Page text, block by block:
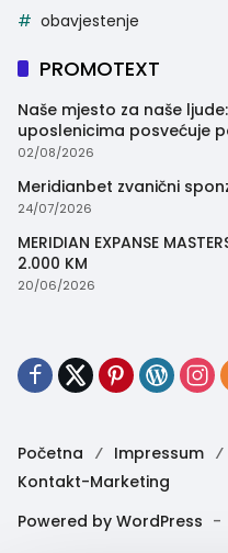
obavjestenje
PROMOTEXT
Naše mjesto za naše
uposlenicima posvećuje
trenutak
02/08/2026
Meridianbet zvanični
24/07/2026
MERIDIAN EXPANSE
2.000 KM
20/06/2026
Početna Impressum
Kontakt-Marketing
Powered by WordPress -